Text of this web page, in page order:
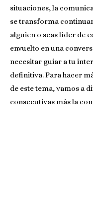
situaciones, la
se transforma
alguien o seas líder de
envuelto en una
necesitar guiar a tu
definitiva. Para hacer
de este tema, vamos a
consecutivas más la